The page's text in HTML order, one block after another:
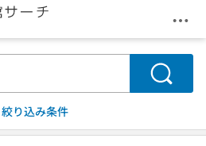
メ
検索
絞り込み条件